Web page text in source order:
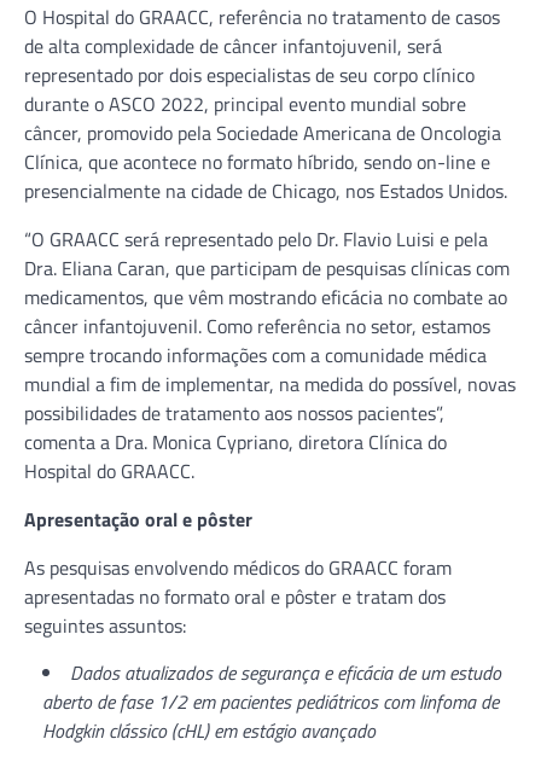
O Hospital do GRAACC, referência no tratamento de casos
de alta complexidade de câncer infantojuvenil, será
representado por dois especialistas de seu corpo clínico
durante o ASCO 2022, principal evento mundial sobre
câncer, promovido pela Sociedade Americana de Oncologia
Clínica, que acontece no formato híbrido, sendo on-line e
presencialmente na cidade de Chicago, nos Estados Unidos.
“O GRAACC será representado pelo Dr. Flavio Luisi e pela
Dra. Eliana Caran, que participam de pesquisas clínicas com
medicamentos, que vêm mostrando eficácia no combate ao
câncer infantojuvenil. Como referência no setor, estamos
sempre trocando informações com a comunidade médica
mundial a fim de implementar, na medida do possível, novas
possibilidades de tratamento aos nossos pacientes”,
comenta a Dra. Monica Cypriano, diretora Clínica do
Hospital do GRAACC.
Apresentação oral e pôster
As pesquisas envolvendo médicos do GRAACC foram
apresentadas no formato oral e pôster e tratam dos
seguintes assuntos:
Dados atualizados de segurança e eficácia de um estudo
aberto de fase 1/2 em pacientes pediátricos com linfoma de
Hodgkin clássico (cHL) em estágio avançado